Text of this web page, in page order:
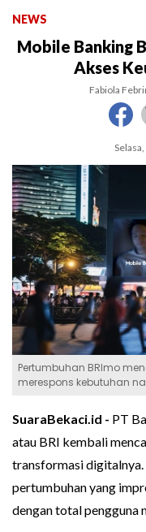
NEWS
Mobile Banking
Akses
Fabiola
Pertumbuhan BRImo
merespons kebutuhan
SuaraBekaci.id - PT
atau BRI kembali
transformasi
pertumbuhan yang
dengan total pengguna